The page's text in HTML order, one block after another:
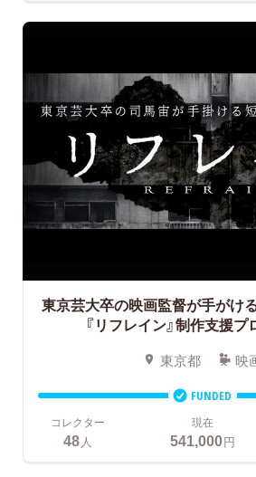
東京芸大卒の映画監督が手がけ
『リフレイン』制作支援プ
東京都 映
FUNDED
コレクター
48人
現在
541,000円